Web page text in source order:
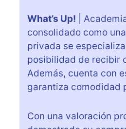
What’s Up! |
consolidado como
privada se
posibilidad de recibir
Además, cuenta con
garantiza comodidad
Con una valoración